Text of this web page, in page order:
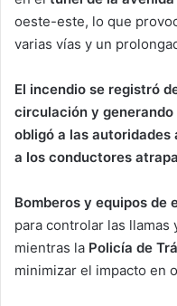
oeste-este, lo que
varias vías y un
El incendio se registró
circulación y
obligó a las
a los conductores
Bomberos y equipos de
para controlar las
mientras la Policía de
minimizar el impacto en